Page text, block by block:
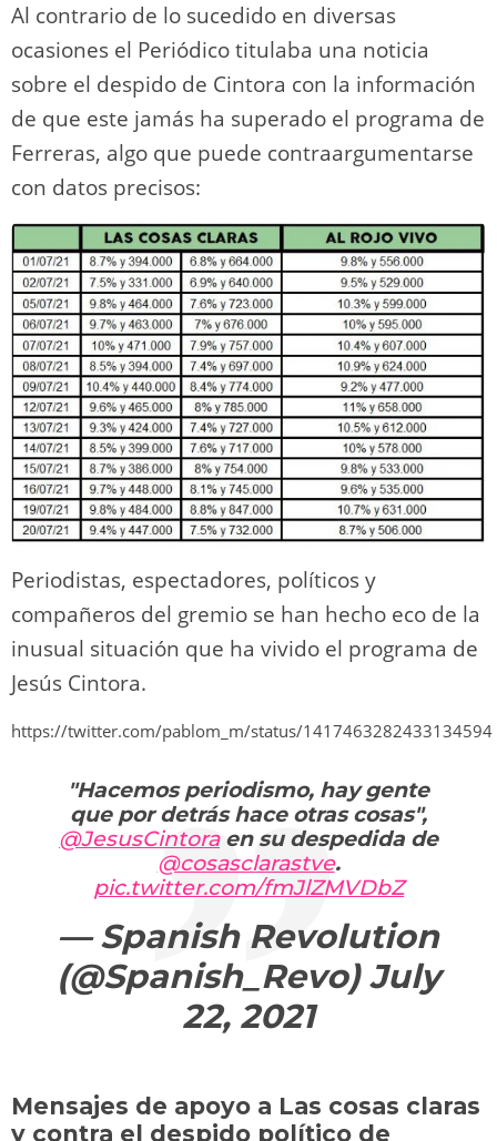
Al contrario de lo sucedido en diversas
ocasiones el Periódico titulaba una noticia
sobre el despido de Cintora con la información
de que este jamás ha superado el programa de
Ferreras, algo que puede contraargumentarse
con datos precisos:
Periodistas, espectadores, políticos y
compañeros del gremio se han hecho eco de la
inusual situación que ha vivido el programa de
Jesús Cintora.
https://twitter.com/pablom_m/status/1417463282433134594
"Hacemos periodismo, hay gente
que por detrás hace otras cosas",
@JesusCintoraen su despedida de
@cosasclarastve.
pic.twitter.com/fmJlZMVDbZ
— Spanish Revolution
(@Spanish_Revo)July
22, 2021
Mensajes de apoyo a Las cosas claras
y contra el despido político de